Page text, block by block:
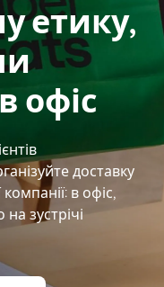
етику,
офіс
доставку
в офіс,
зустрічі